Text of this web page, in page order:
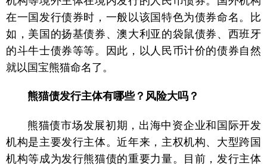
在一国发行债券时，一般以该国特色为债券命名。比
如，美国的扬基债券、澳大利亚的袋鼠债券、西班牙
的斗牛士债券等等。因此，以人民币计价的债券自然
就以国宝熊猫命名了。
熊猫债发行主体有哪些？风险大吗？
熊猫债市场发展初期，出海中资企业和国际开发
机构是主要发行主体。近年来，主权机构、大型跨国
机构等成为发行熊猫债的重要力量。目前，发行主体